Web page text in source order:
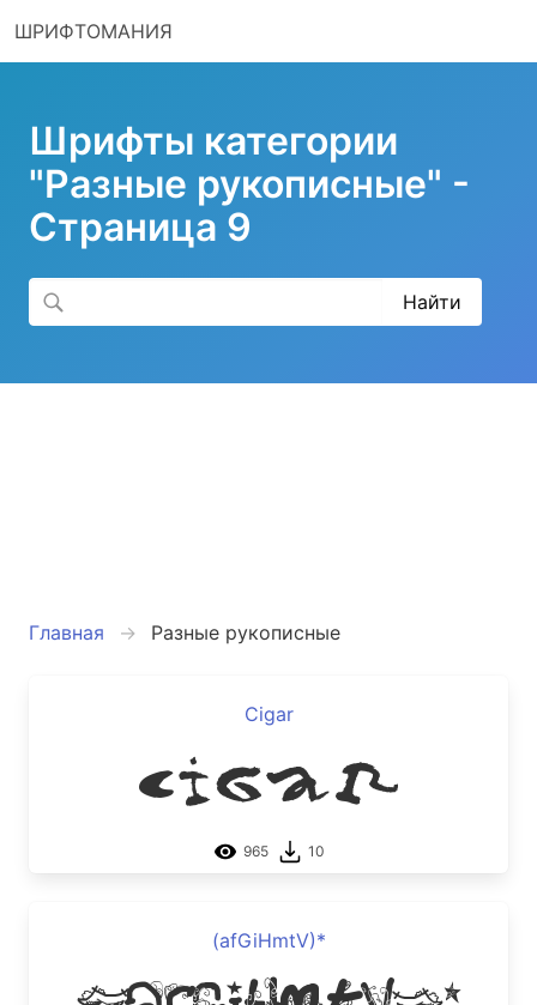
ШРИФТОМАНИЯ
Шрифты категории
"Разные рукописные" -
Страница 9
Главная Разные рукописные
Cigar
Cigar
965 10
(afGiHmtV)*